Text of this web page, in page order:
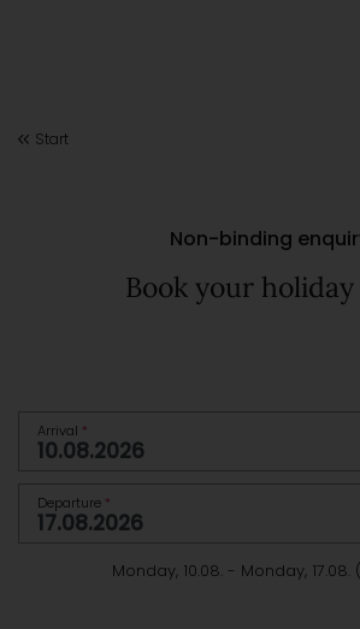
Start
Non-binding
Book your
Arrival *
Departure *
Monday, 10.08. - Monday, 17.08. (